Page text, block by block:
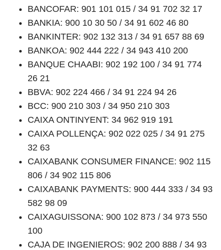
BANCOFAR: 901 101 015 / 34 91 702 32 17
BANKIA: 900 10 30 50 / 34 91 602 46 80
BANKINTER: 902 132 313 / 34 91 657 88 69
BANKOA: 902 444 222 / 34 943 410 200
BANQUE CHAABI: 902 192 100 / 34 91 774
26 21
BBVA: 902 224 466 / 34 91 224 94 26
BCC: 900 210 303 / 34 950 210 303
CAIXA ONTINYENT: 34 962 919 191
CAIXA POLLENÇA: 902 022 025 / 34 91 275
32 63
CAIXABANK CONSUMER FINANCE: 902 115
806 / 34 902 115 806
CAIXABANK PAYMENTS: 900 444 333 / 34 93
582 98 09
CAIXAGUISSONA: 900 102 873 / 34 973 550
100
CAJA DE INGENIEROS: 902 200 888 / 34 93